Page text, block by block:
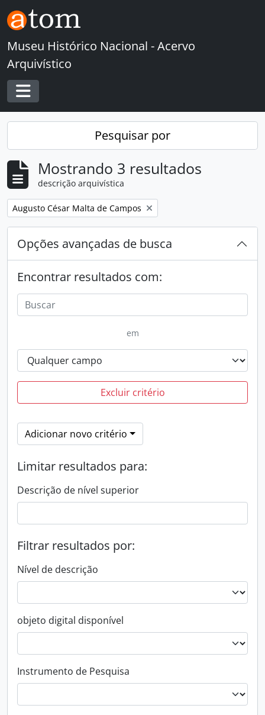
Skip to main content
Museu Histórico Nacional - Acervo
Arquivístico
Toggle navigation
Pesquisar por
Mostrando 3 resultados
descrição arquivística
Remover filtro:
Augusto César Malta de Campos
Opções avançadas de busca
Encontrar resultados com:
em
Excluir critério
Adicionar novo critério
Limitar resultados para:
Descrição de nível superior
Filtrar resultados por:
Nível de descrição
objeto digital disponível
Instrumento de Pesquisa